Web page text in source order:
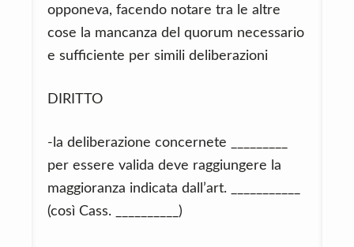
opponeva, facendo notare tra le altre
cose la mancanza del quorum necessario
e sufficiente per simili deliberazioni
DIRITTO
-la deliberazione concernete _________
per essere valida deve raggiungere la
maggioranza indicata dall’art. ___________
(così Cass. __________)